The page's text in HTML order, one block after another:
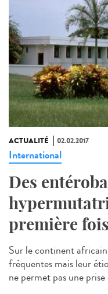
ACTUALITÉ 02.02.2017
International
Des
première
Sur le continent
fréquentes mais leur
ne permet pas une prise